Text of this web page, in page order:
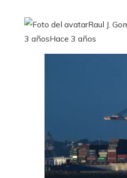
Raul J.
3 añosHace 3 años